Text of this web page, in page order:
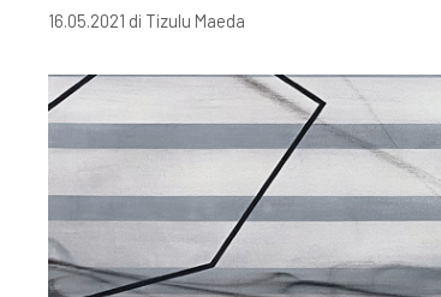
16.05.2021 di Tizulu Maeda